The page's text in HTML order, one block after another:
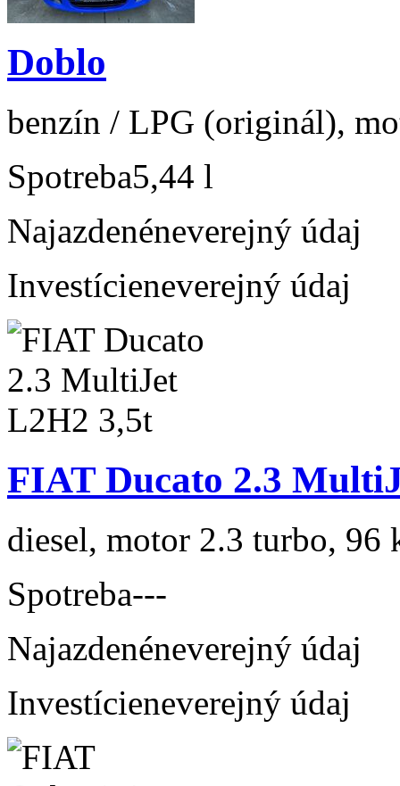
Doblo
benzín / LPG (originál),
Spotreba5,44 l
Najazdenéneverejný údaj
Investícieneverejný údaj
FIAT Ducato 2.3
diesel, motor 2.3 turbo, 96
Spotreba---
Najazdenéneverejný údaj
Investícieneverejný údaj